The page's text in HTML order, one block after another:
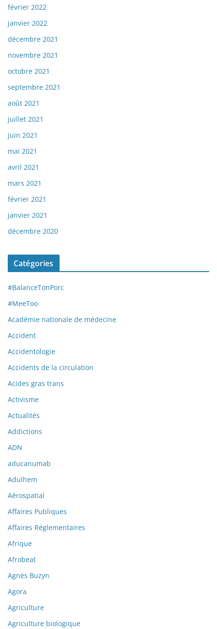
février 2022
janvier 2022
décembre 2021
novembre 2021
octobre 2021
septembre 2021
août 2021
juillet 2021
juin 2021
mai 2021
avril 2021
mars 2021
février 2021
janvier 2021
décembre 2020
Catégories
#BalanceTonPorc
#MeeToo
Académie nationale de médecine
Accident
Accidentologie
Accidents de la circulation
Acides gras trans
Activisme
Actualités
Addictions
ADN
aducanumab
Adulhem
Aérospatial
Affaires Publiques
Affaires Réglementaires
Afrique
Afrobeat
Agnès Buzyn
Agora
Agriculture
Agriculture biologique